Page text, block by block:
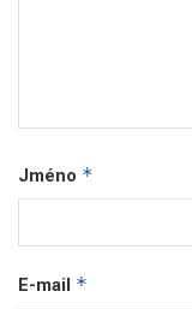
Jméno *
E-mail *